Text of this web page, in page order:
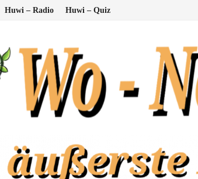
Huwi – Radio Huwi – Quiz